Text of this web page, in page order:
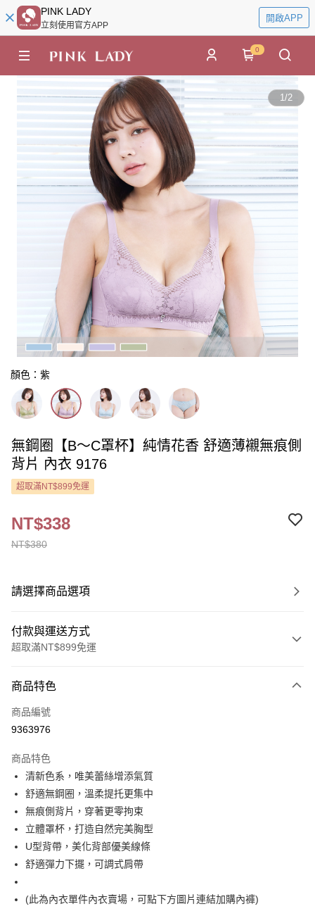
PINK LADY
立刻使用官方APP
開啟APP
0
1/2
顏色：紫
無鋼圈【B～C罩杯】純情花香 舒適薄襯無痕側
背片 內衣 9176
超取滿NT$899免運
NT$380
NT$338
請選擇商品選項
付款與運送方式
超取滿NT$899免運
信用卡一次付款
超商取貨付款
Apple Pay
街口支付
悠遊付
AFTEE先享後付
相關說明
【關於「AFTEE先享後付」】
AFTEE先享後付是「在收到商品之後才付款」的支付方式。 讓您購物簡單
ATM付款
商品特色
商品編號
9363976
商品特色
清新色系，唯美蕾絲增添氣質
舒適無鋼圈，溫柔提托更集中
無痕側背片，穿著更零拘束
立體罩杯，打造自然完美胸型
U型背帶，美化背部優美線條
舒適彈力下擺，可調式肩帶
(此為內衣單件內衣賣場，可點下方圖片連結加購內褲)